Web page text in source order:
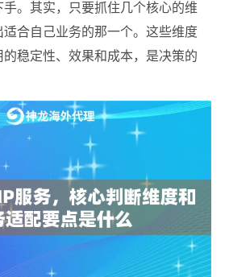
。其实，只要抓住几个核心的维
合自己业务的那一个。这些维度
稳定性、效果和成本，是决策的